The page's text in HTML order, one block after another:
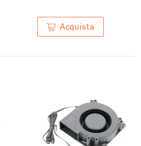
Acquista